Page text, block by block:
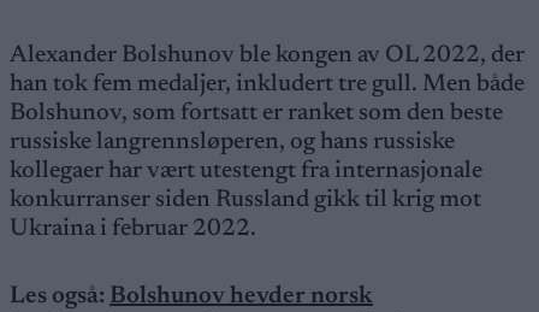
Alexander Bolshunov ble kongen av OL 2022, der
han tok fem medaljer, inkludert tre gull. Men både
Bolshunov, som fortsatt er ranket som den beste
russiske langrennsløperen, og hans russiske
kollegaer har vært utestengt fra internasjonale
konkurranser siden Russland gikk til krig mot
Ukraina i februar 2022.
Les også: Bolshunov hevder norsk